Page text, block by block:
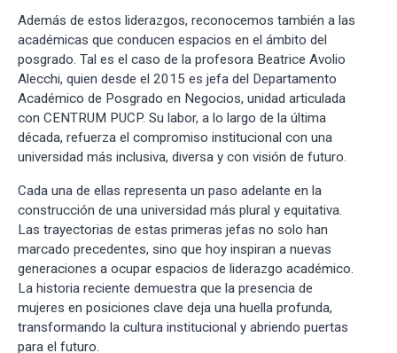
Además de estos liderazgos, reconocemos también a las
académicas que conducen espacios en el ámbito del
posgrado. Tal es el caso de la profesora Beatrice Avolio
Alecchi, quien desde el 2015 es jefa del Departamento
Académico de Posgrado en Negocios, unidad articulada
con CENTRUM PUCP. Su labor, a lo largo de la última
década, refuerza el compromiso institucional con una
universidad más inclusiva, diversa y con visión de futuro.
Cada una de ellas representa un paso adelante en la
construcción de una universidad más plural y equitativa.
Las trayectorias de estas primeras jefas no solo han
marcado precedentes, sino que hoy inspiran a nuevas
generaciones a ocupar espacios de liderazgo académico.
La historia reciente demuestra que la presencia de
mujeres en posiciones clave deja una huella profunda,
transformando la cultura institucional y abriendo puertas
para el futuro.